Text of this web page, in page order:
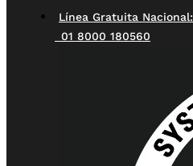
Línea Gratuita Nacional:
01 8000 180560